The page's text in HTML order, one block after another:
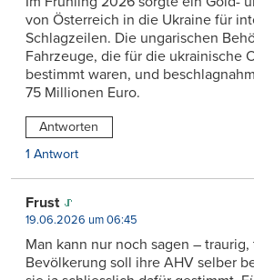
von Österreich in die Ukraine für
Schlagzeilen. Die ungarischen
Fahrzeuge, die für die ukrainische
bestimmt waren, und
75 Millionen Euro.
Antworten
1 Antwort
Frust
19.06.2026 um 06:45
Man kann nur noch sagen –
Bevölkerung soll ihre AHV selber